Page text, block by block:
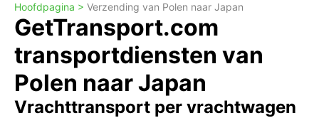
Hoofdpagina > Verzending van Polen naar Japan
GetTransport.com
transportdiensten van
Polen naar Japan
Vrachttransport per vrachtwagen